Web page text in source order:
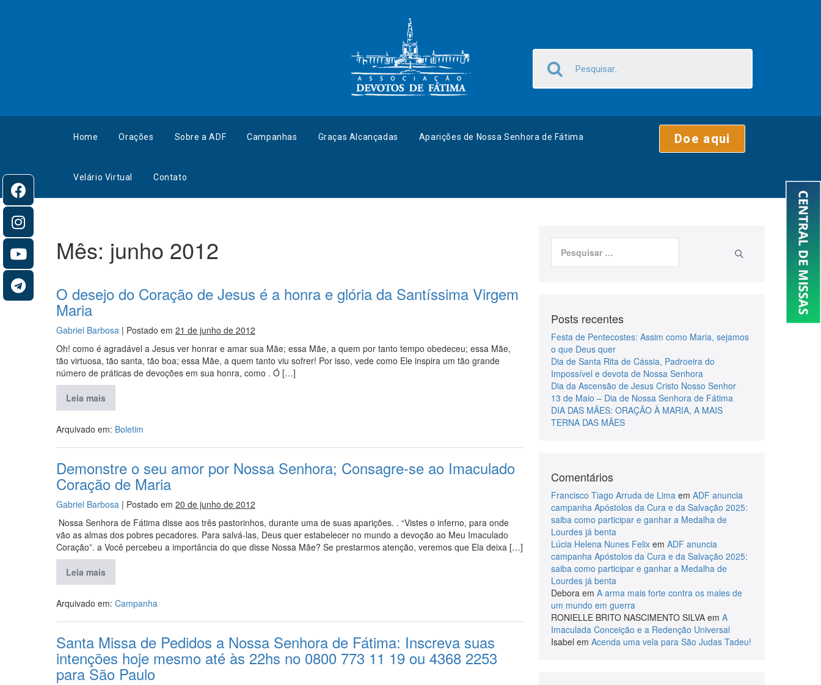
Home Orações Sobre a ADF Campanhas Graças Alcançadas Aparições de Nossa Senhora de Fátima
Velário Virtual Contato
Doe aqui
Mês: junho 2012
O desejo do Coração de Jesus é a honra e glória da Santíssima Virgem
Maria
Gabriel Barbosa | Postado em 21 de junho de 2012
Oh! como é agradável a Jesus ver honrar e amar sua Mãe; essa Mãe, a quem por tanto tempo obedeceu; essa Mãe,
tão virtuosa, tão santa, tão boa; essa Mãe, a quem tanto viu sofrer! Por isso, vede como Ele inspira um tão grande
número de práticas de devoções em sua honra, como . Ó […]
Leia mais
Arquivado em: Boletim
Demonstre o seu amor por Nossa Senhora; Consagre-se ao Imaculado
Coração de Maria
Gabriel Barbosa | Postado em 20 de junho de 2012
Nossa Senhora de Fátima disse aos três pastorinhos, durante uma de suas aparições. . “Vistes o inferno, para onde
vão as almas dos pobres pecadores. Para salvá-las, Deus quer estabelecer no mundo a devoção ao Meu Imaculado
Coração”. a Você percebeu a importância do que disse Nossa Mãe? Se prestarmos atenção, veremos que Ela deixa […]
Leia mais
Arquivado em: Campanha
Santa Missa de Pedidos a Nossa Senhora de Fátima: Inscreva suas
intenções hoje mesmo até às 22hs no 0800 773 11 19 ou 4368 2253
para São Paulo
Posts recentes
Festa de Pentecostes: Assim como Maria, sejamos
o que Deus quer
Dia de Santa Rita de Cássia, Padroeira do
Impossível e devota de Nossa Senhora
Dia da Ascensão de Jesus Cristo Nosso Senhor
13 de Maio – Dia de Nossa Senhora de Fátima
DIA DAS MÃES: ORAÇÃO À MARIA, A MAIS
TERNA DAS MÃES
Comentários
Francisco Tiago Arruda de Limaem ADF anuncia
campanha Apóstolos da Cura e da Salvação 2025:
saiba como participar e ganhar a Medalha de
Lourdes já benta
Lúcia Helena Nunes Felixem ADF anuncia
campanha Apóstolos da Cura e da Salvação 2025:
saiba como participar e ganhar a Medalha de
Lourdes já benta
Deboraem A arma mais forte contra os males de
um mundo em guerra
RONIELLE BRITO NASCIMENTO SILVAem A
Imaculada Conceição e a Redenção Universal
Isabel em Acenda uma vela para São Judas Tadeu!